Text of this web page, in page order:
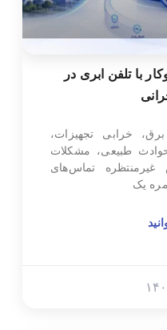
با تلفن ابری در
خرابی تجهیزات،
طبیعی، مشکلات
تماس‌های
یک
۳۱